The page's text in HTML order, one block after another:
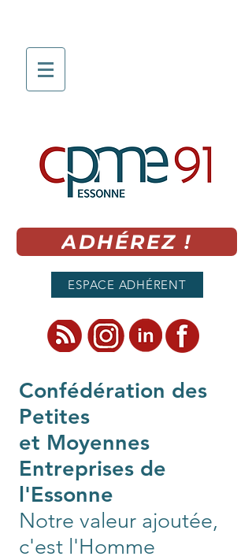
ADHÉREZ !
ESPACE ADHÉRENT
Confédération des
Petites
et Moyennes
Entreprises de
l'Essonne
Notre valeur ajoutée,
c'est l'Homme